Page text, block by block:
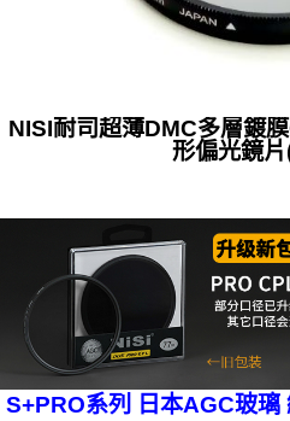
NISI耐司超薄DMC多層鍍
形偏光鏡
S+PRO系列 日本AGC玻璃